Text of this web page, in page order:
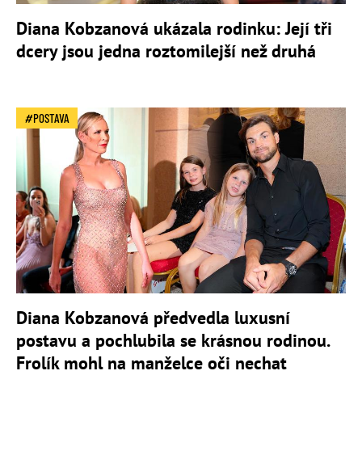
Diana Kobzanová ukázala rodinku: Její tři
dcery jsou jedna roztomilejší než druhá
POSTAVA
Diana Kobzanová předvedla luxusní
postavu a pochlubila se krásnou rodinou.
Frolík mohl na manželce oči nechat